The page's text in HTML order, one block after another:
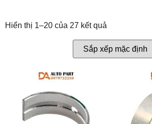
Hiển thị 1–20 của 27 kết quả